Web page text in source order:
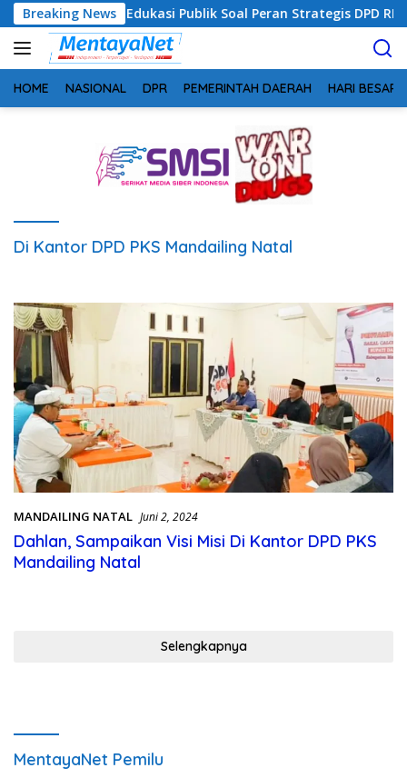
Langsung
ke
konten
Breaking News
Siap Edukasi Publik Soal Peran Strategis DPD RI
HOME NASIONAL DPR PEMERINTAH DAERAH HARI BESAR
Di Kantor DPD PKS Mandailing Natal
MANDAILING NATAL Juni 2, 2024
Dahlan, Sampaikan Visi Misi Di Kantor DPD PKS
Mandailing Natal
Selengkapnya
MentayaNet Pemilu